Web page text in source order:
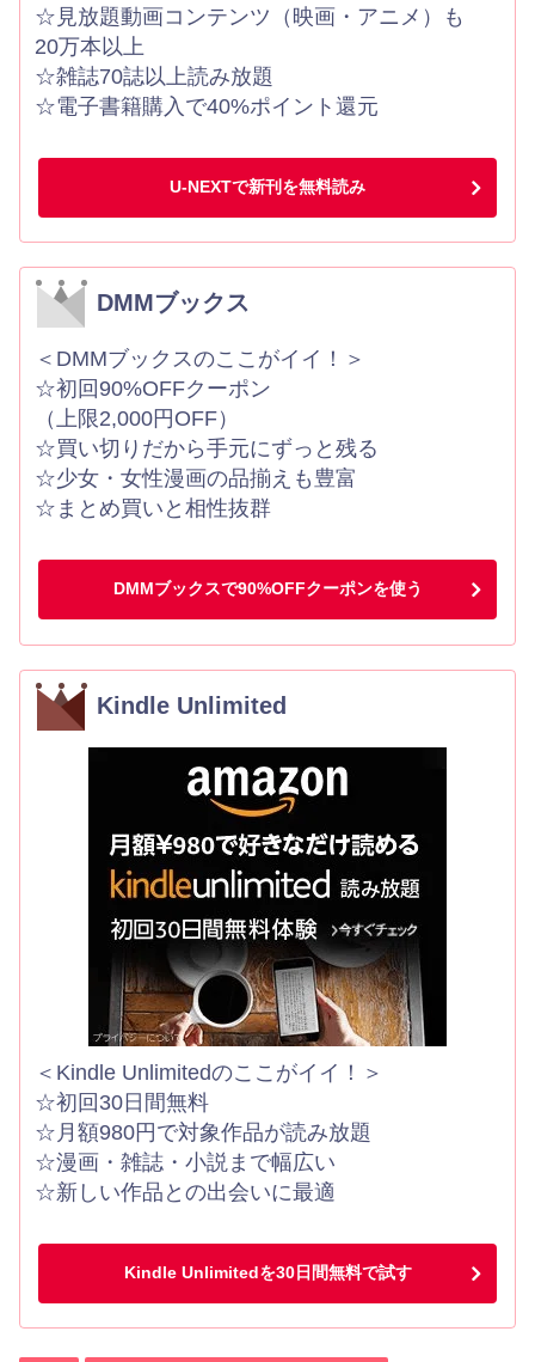
☆見放題動画コンテンツ（映画・アニメ）も
20万本以上
☆雑誌70誌以上読み放題
☆電子書籍購入で40%ポイント還元
U-NEXTで新刊を無料読み
DMMブックス
＜DMMブックスのここがイイ！＞
☆初回90%OFFクーポン
（上限2,000円OFF）
☆買い切りだから手元にずっと残る
☆少女・女性漫画の品揃えも豊富
☆まとめ買いと相性抜群
DMMブックスで90%OFFクーポンを使う
Kindle Unlimited
＜Kindle Unlimitedのここがイイ！＞
☆初回30日間無料
☆月額980円で対象作品が読み放題
☆漫画・雑誌・小説まで幅広い
☆新しい作品との出会いに最適
Kindle Unlimitedを30日間無料で試す